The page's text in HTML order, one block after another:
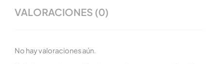
VALORACIONES (0)
No hay valoraciones aún.